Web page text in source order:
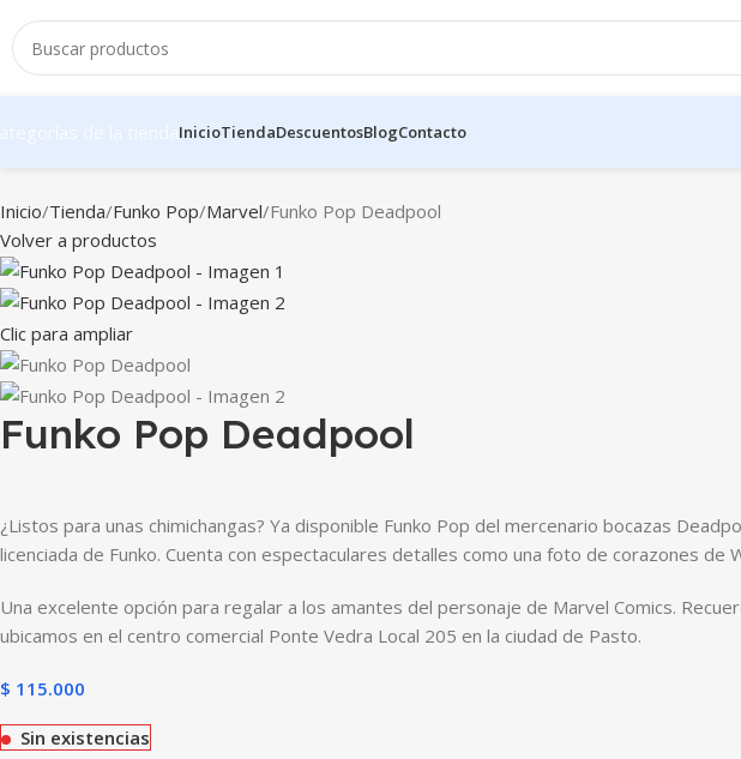
InicioTiendaDescuentosBlogContacto
Inicio Tienda Funko Pop Marvel Funko Pop Deadpool
Volver a productos
Clic para ampliar
Funko Pop Deadpool
¿Listos para unas chimichangas? Ya disponible Funko Pop del mercenario bocazas
licenciada de Funko. Cuenta con espectaculares detalles como una foto de corazones
Una excelente opción para regalar a los amantes del personaje de Marvel Comics.
ubicamos en el centro comercial Ponte Vedra Local 205 en la ciudad de Pasto.
$ 115.000
Sin existencias